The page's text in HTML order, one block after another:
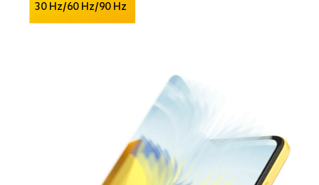
30 Hz/60 Hz/90 Hz